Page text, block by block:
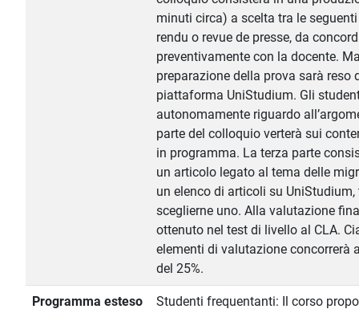
minuti circa) a scelta tra le
rendu o revue de presse, da
preventivamente con la docente.
preparazione della prova sarà reso
piattaforma UniStudium. Gli
autonomamente riguardo
parte del colloquio verterà sui
in programma. La terza parte
un articolo legato al tema delle
un elenco di articoli su
sceglierne uno. Alla valutazione
ottenuto nel test di livello al CLA.
elementi di valutazione concorrerà
del 25%.
Programma esteso
Studenti frequentanti: Il corso